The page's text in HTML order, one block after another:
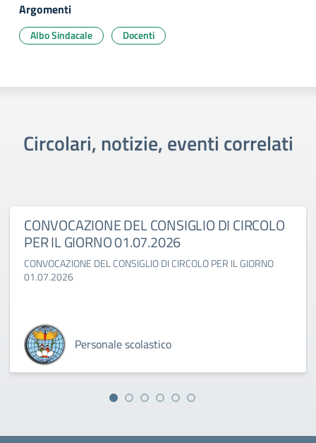
Argomenti
Albo Sindacale Docenti
Circolari, notizie, eventi correlati
CONVOCAZIONE DEL CONSIGLIO DI CIRCOLO
PER IL GIORNO 01.07.2026
CONVOCAZIONE DEL CONSIGLIO DI CIRCOLO PER IL GIORNO
01.07.2026
Personale scolastico